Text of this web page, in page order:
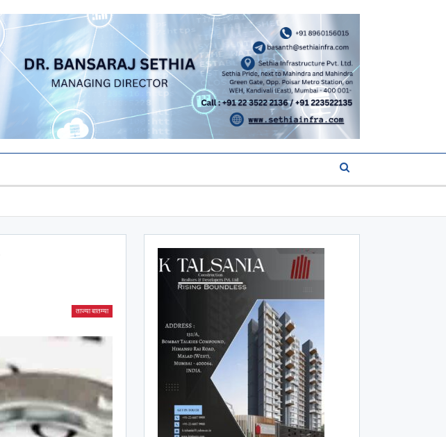
ताज्या बातम्या